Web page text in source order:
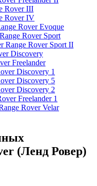
Rover III
Rover IV
Rover Evoque
Rover Sport
Range Rover Sport II
Discovery
Freelander
Discovery 1
Discovery 5
Discovery 2
Freelander 1
Rover Velar
(Ленд Ровер)